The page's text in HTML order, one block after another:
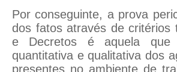
Por conseguinte, a prova
dos fatos através de critérios
e Decretos é aquela que
quantitativa e qualitativa dos
presentes no ambiente de